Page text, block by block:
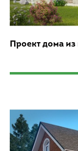
Проект дома